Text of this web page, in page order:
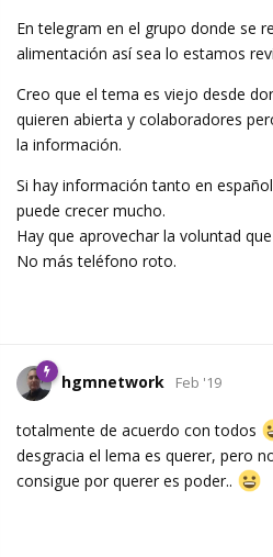
En telegram en el grupo donde se
alimentación así sea lo estamos
Creo que el tema es viejo desde
quieren abierta y colaboradores
la información.
Si hay información tanto en
puede crecer mucho.
Hay que aprovechar la voluntad
No más teléfono roto.
hgmnetwork Feb '19
totalmente de acuerdo con todos
desgracia el lema es querer, pero
consigue por querer es poder..